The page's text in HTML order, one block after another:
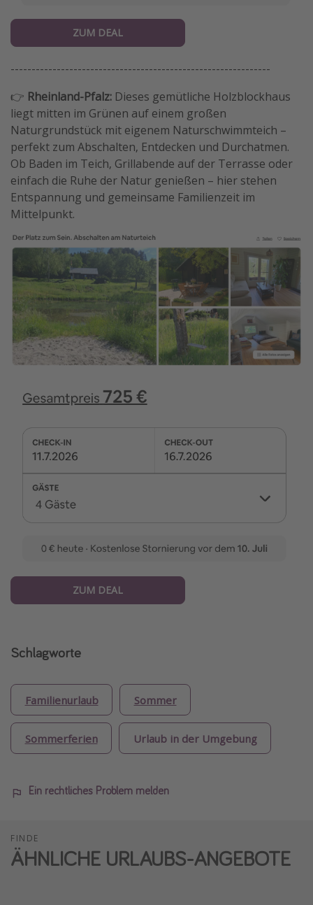
ZUM DEAL
--------------------------------------------------------------
👉 Rheinland-Pfalz: Dieses gemütliche Holzblockhaus
liegt mitten im Grünen auf einem großen
Naturgrundstück mit eigenem Naturschwimmteich –
perfekt zum Abschalten, Entdecken und Durchatmen.
Ob Baden im Teich, Grillabende auf der Terrasse oder
einfach die Ruhe der Natur genießen – hier stehen
Entspannung und gemeinsame Familienzeit im
Mittelpunkt.
ZUM DEAL
Schlagworte
Familienurlaub Sommer
Sommerferien Urlaub in der Umgebung
Ein rechtliches Problem melden
FINDE
ÄHNLICHE URLAUBS-ANGEBOTE